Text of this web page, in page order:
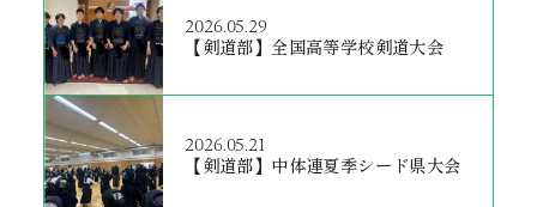
2026.05.29
【剣道部】全国高等学校剣道大会
2026.05.21
【剣道部】中体連夏季シード県大会